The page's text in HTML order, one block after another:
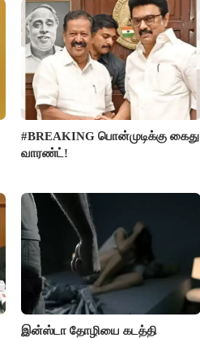
#BREAKING பொன்முடிக்கு கைது
வாரண்ட்!
இன்ஸ்டா தோழியை கடத்தி